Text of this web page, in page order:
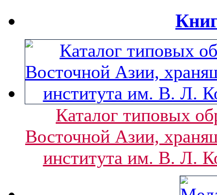
Каталог типовых
Восточной Азии,
института им. В. Л.